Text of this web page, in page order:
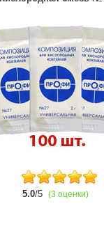
5.0/5 (3 оценки)